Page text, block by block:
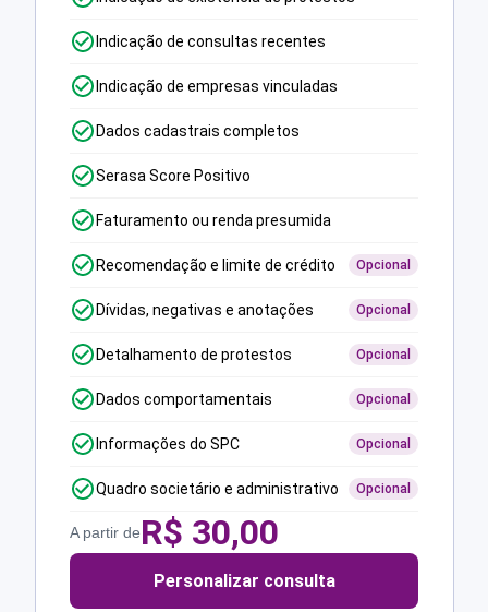
Indicação de consultas recentes
Indicação de empresas vinculadas
Dados cadastrais completos
Serasa Score Positivo
Faturamento ou renda presumida
Recomendação e limite de crédito Opcional
Dívidas, negativas e anotações Opcional
Detalhamento de protestos Opcional
Dados comportamentais Opcional
Informações do SPC Opcional
Quadro societário e administrativo Opcional
A partir deR$ 30,00
Personalizar consulta